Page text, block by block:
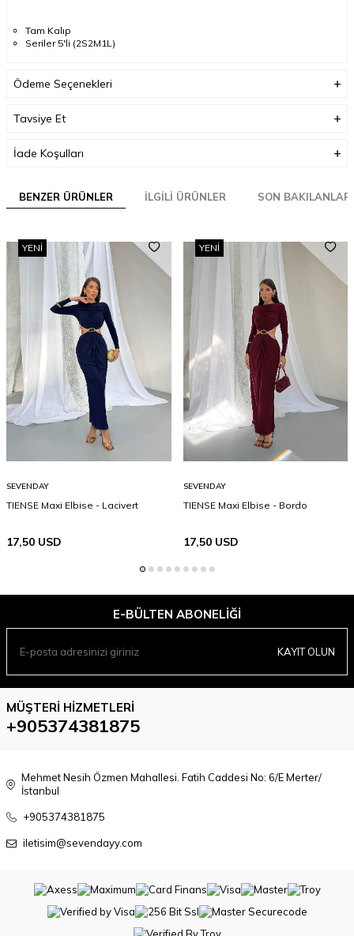
Tam Kalıp
Seriler 5'li (2S2M1L)
Ödeme Seçenekleri
Tavsiye Et
İade Koşulları
BENZER ÜRÜNLER İLGILI ÜRÜNLER SON BAKILANLAR
YENI
SEVENDAY
TIENSE Maxi Elbise - Lacivert
17,50 USD
YENI
SEVENDAY
TIENSE Maxi Elbise - Bordo
17,50USD
E-BÜLTEN ABONELIĞI
KAYIT OLUN
MÜŞTERI HIZMETLERI
+905374381875
Mehmet Nesih Özmen Mahallesi. Fatih Caddesi No: 6/E Merter/
İstanbul
+905374381875
iletisim@sevendayy.com